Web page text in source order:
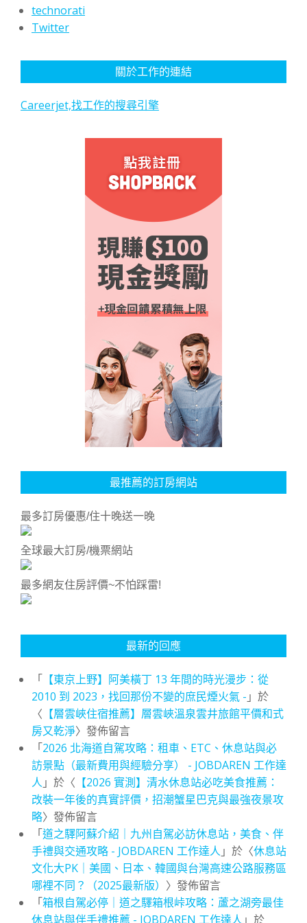
technorati
Twitter
關於工作的連結
Careerjet,找工作的搜尋引擎
最推薦的訂房網站
最多訂房優惠/住十晚送一晚
全球最大訂房/機票網站
最多網友住房評價~不怕踩雷!
最新的回應
「 【東京上野】阿美橫丁 13 年間的時光漫步：從
2010 到 2023，找回那份不變的庶民煙火氣 - 」於
〈 【層雲峽住宿推薦】層雲峽溫泉雲井旅館平價和式
房又乾淨〉發佈留言
「2026 北海道自駕攻略：租車、ETC、休息站與必
訪景點（最新費用與經驗分享） - JOBDAREN 工作達
人 」於〈 【2026 實測】清水休息站必吃美食推薦：
改裝一年後的真實評價，招潮蟹星巴克與最強夜景攻
略〉發佈留言
「道之驛阿蘇介紹｜九州自駕必訪休息站，美食、伴
手禮與交通攻略 - JOBDAREN 工作達人 」於〈休息站
文化大PK｜美國、日本、韓國與台灣高速公路服務區
哪裡不同？（2025最新版） 〉發佈留言
「箱根自駕必停｜道之驛箱根峠攻略：蘆之湖旁最佳
休息站與伴手禮推薦 - JOBDAREN 工作達人 」於